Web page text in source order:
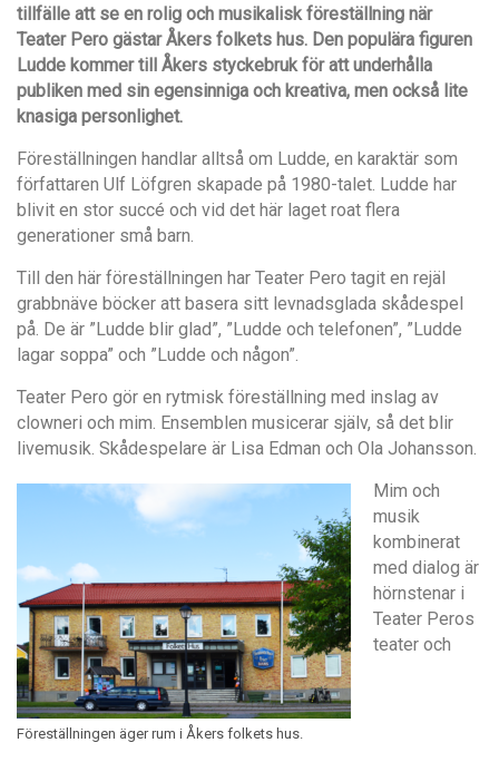
tillfälle att se en rolig och musikalisk föreställning när
Teater Pero gästar Åkers folkets hus. Den populära figuren
Ludde kommer till Åkers styckebruk för att underhålla
publiken med sin egensinniga och kreativa, men också lite
knasiga personlighet.
Föreställningen handlar alltså om Ludde, en karaktär som
författaren Ulf Löfgren skapade på 1980-talet. Ludde har
blivit en stor succé och vid det här laget roat flera
generationer små barn.
Till den här föreställningen har Teater Pero tagit en rejäl
grabbnäve böcker att basera sitt levnadsglada skådespel
på. De är ”Ludde blir glad”, ”Ludde och telefonen”, ”Ludde
lagar soppa” och ”Ludde och någon”.
Teater Pero gör en rytmisk föreställning med inslag av
clowneri och mim. Ensemblen musicerar själv, så det blir
livemusik. Skådespelare är Lisa Edman och Ola Johansson.
Föreställningen äger rum i Åkers folkets hus.
Mim och
musik
kombinerat
med dialog är
hörnstenar i
Teater Peros
teater och